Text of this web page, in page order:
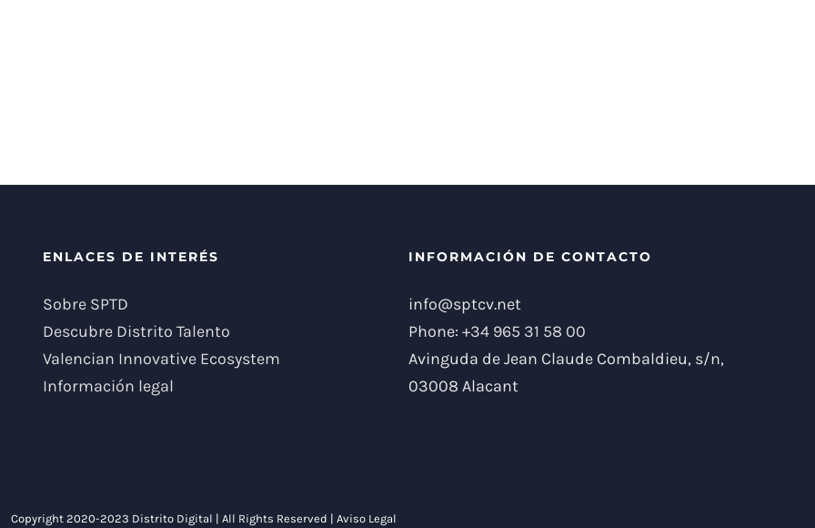
ENLACES DE INTERÉS
Sobre SPTD
Descubre Distrito Talento
Valencian Innovative Ecosystem
Información legal
INFORMACIÓN DE CONTACTO
info@sptcv.net
Phone:+34 965 31 58 00
Avinguda de Jean Claude Combaldieu, s/n,
03008 Alacant
Copyright 2020-2023 Distrito Digital | All Rights Reserved | Aviso Legal